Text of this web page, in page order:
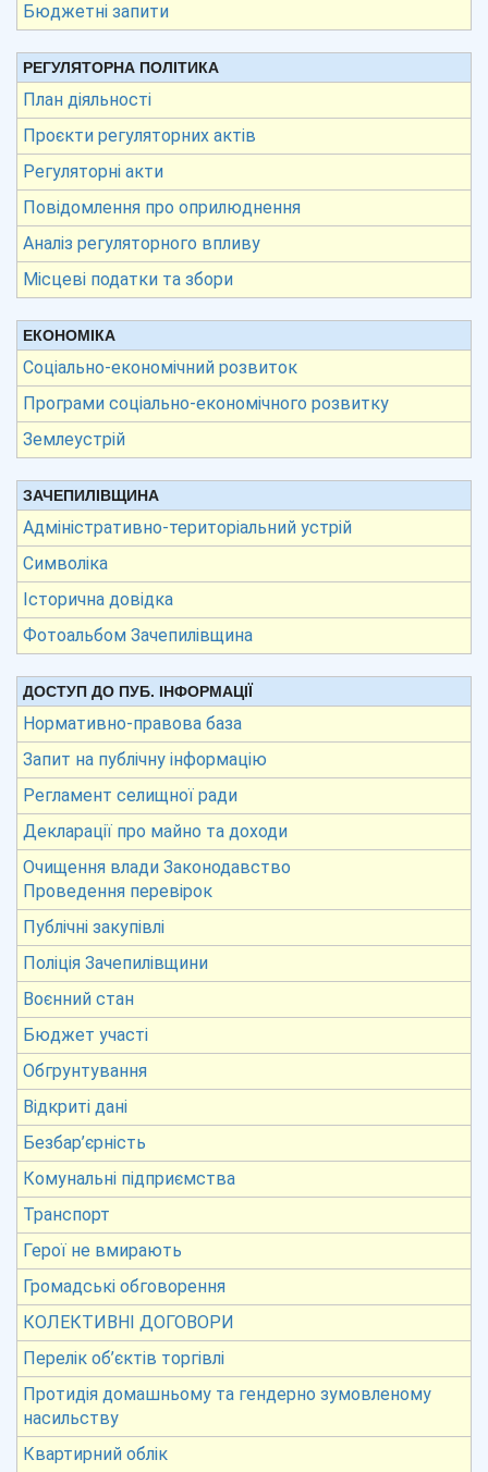
Бюджетні запити
РЕГУЛЯТОРНА ПОЛІТИКА
План діяльності
Проєкти регуляторних актів
Регуляторні акти
Повідомлення про оприлюднення
Аналіз регуляторного впливу
Місцеві податки та збори
ЕКОНОМІКА
Соціально-економічний розвиток
Програми соціально-економічного розвитку
Землеустрій
ЗАЧЕПИЛІВЩИНА
Адміністративно-територіальний устрій
Символіка
Історична довідка
Фотоальбом Зачепилівщина
ДОСТУП ДО ПУБ. ІНФОРМАЦІЇ
Нормативно-правова база
Запит на публічну інформацію
Регламент селищної ради
Декларації про майно та доходи
Очищення влади Законодавство
Проведення перевірок
Публічні закупівлі
Поліція Зачепилівщини
Воєнний стан
Бюджет участі
Обгрунтування
Відкриті дані
Безбар’єрність
Комунальні підприємства
Транспорт
Герої не вмирають
Громадські обговорення
КОЛЕКТИВНІ ДОГОВОРИ
Перелік об’єктів торгівлі
Протидія домашньому та гендерно зумовленому
насильству
Квартирний облік